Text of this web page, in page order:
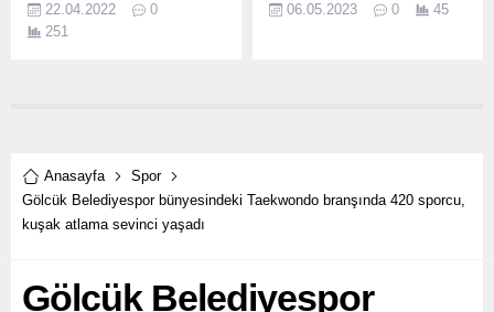
Kupası Futsal
Turnuvası’nda dereceye
22.04.2022
0
251
Altyapı Akademileri Projesi
06.05.2023 0 45
Anasayfa
Spor
Gölcük Belediyespor bünyesindeki Taekwondo branşında 420 sporcu,
kuşak atlama sevinci yaşadı
Gölcük Belediyespor